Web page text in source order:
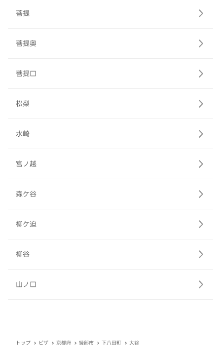
菩提
菩提奥
菩提口
松梨
水崎
宮ノ越
森ケ谷
柳ケ迫
柳谷
山ノ口
トップ ピザ 京都府 綾部市 下八田町 大谷